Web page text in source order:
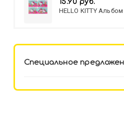
15.90 руб.
HELLO KITTY
Специальное